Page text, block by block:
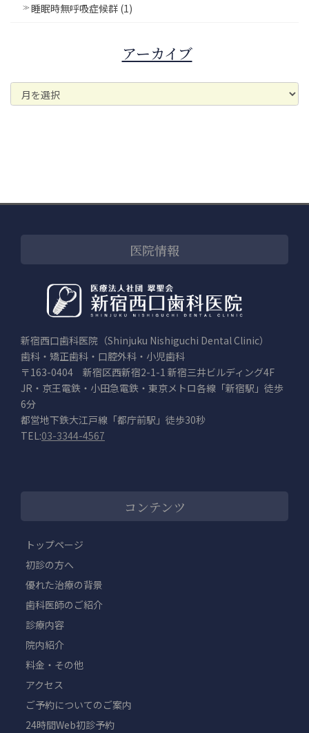
睡眠時無呼吸症候群 (1)
アーカイブ
ア
ー
医院情報
新宿西口歯科医院（Shinjuku Nishiguchi Dental Clinic）
歯科・矯正歯科・口腔外科・小児歯科
〒163-0404 新宿区西新宿2-1-1 新宿三井ビルディング4F
JR・京王電鉄・小田急電鉄・東京メトロ各線「新宿駅」徒歩
6分
都営地下鉄大江戸線「都庁前駅」徒歩30秒
TEL:03-3344-4567
コンテンツ
トップページ
初診の方へ
優れた治療の背景
歯科医師のご紹介
診療内容
院内紹介
料金・その他
アクセス
ご予約についてのご案内
24時間Web初診予約